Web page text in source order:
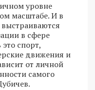
уровне
масштабе. И в
в сфере
спорт,
движения и
от личной
самого